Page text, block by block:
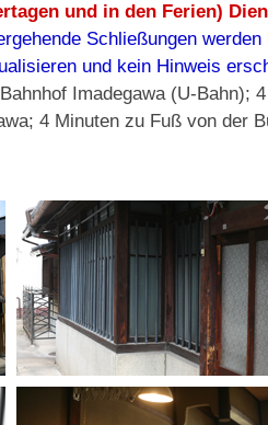
und in den Ferien)
Schließungen
und kein Hinweis
Imadegawa (U-Bahn);
4 Minuten zu Fuß von der